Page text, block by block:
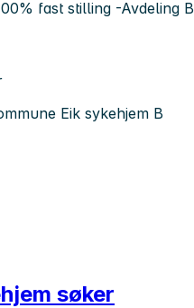
fast stilling -Avdeling B
Eik sykehjem B
søker